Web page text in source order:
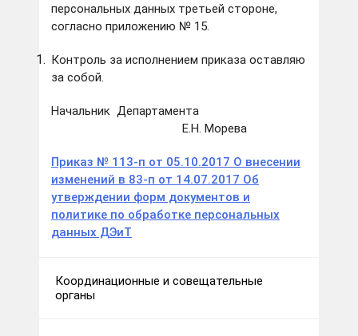
персональных данных третьей стороне,
согласно приложению № 15.
Контроль за исполнением приказа оставляю
за собой.
Начальник Департамента
Е.Н. Морева
Приказ № 113-п от 05.10.2017 О внесении
изменений в 83-п от 14.07.2017 Об
утверждении форм документов и
политике по обработке персональных
данных ДЭиТ
Координационные и совещательные
органы